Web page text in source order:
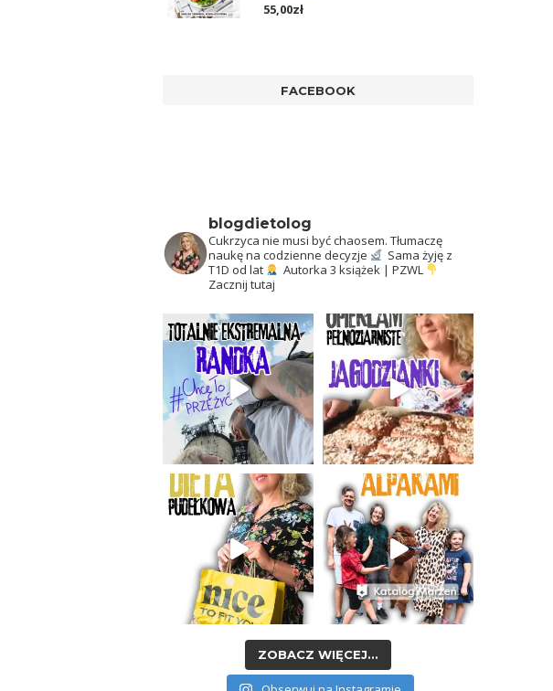
5.00na 5
55,00zł
FACEBOOK
blogdietolog
Cukrzyca nie musi być chaosem. Tłumaczę
naukę na codzienne decyzje
Sama żyję z
T1D od lat
Autorka 3 książek | PZWL
Zacznij tutaj
ZOBACZ WIĘCEJ...